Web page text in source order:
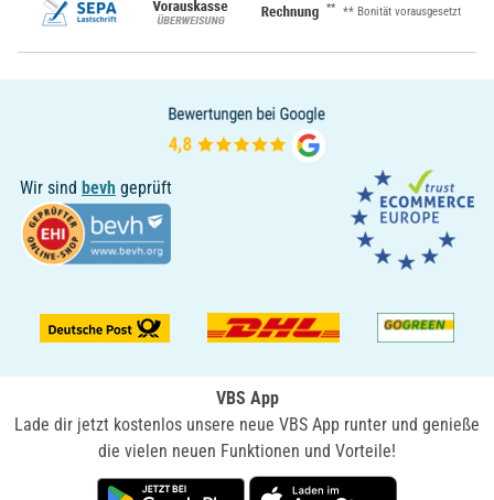
** ** Bonität vorausgesetzt
Wir sind bevh geprüft
VBS App
Lade dir jetzt kostenlos unsere neue VBS App runter und genieße
die vielen neuen Funktionen und Vorteile!